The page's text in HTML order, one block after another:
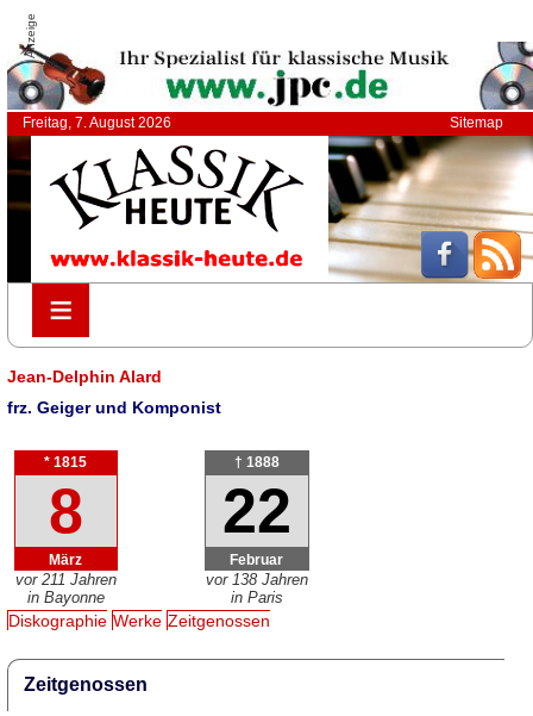
Anzeige
Freitag, 7. August 2026 Sitemap
≡
≡
Jean-Delphin Alard
frz. Geiger und Komponist
* 1815
8
März
vor 211 Jahren
in Bayonne
† 1888
22
Februar
vor 138 Jahren
in Paris
Diskographie Werke Zeitgenossen
Zeitgenossen